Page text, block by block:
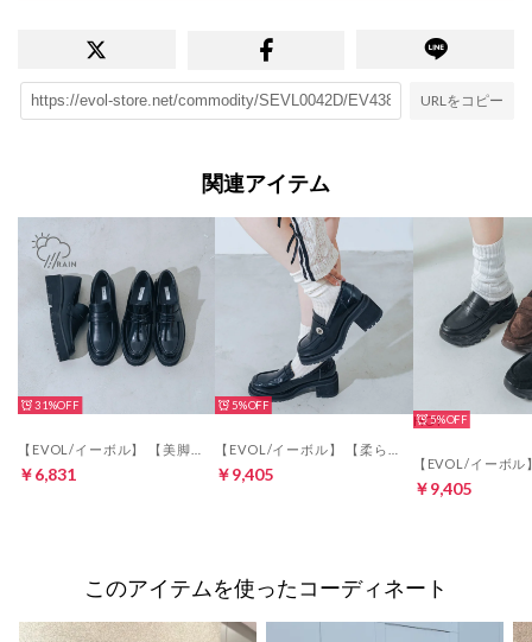
URLをコピー
関連アイテム
31%
￥6,831
5%
￥9,405
HOT
5%
￥9,405
このアイテムを使ったコーディネート